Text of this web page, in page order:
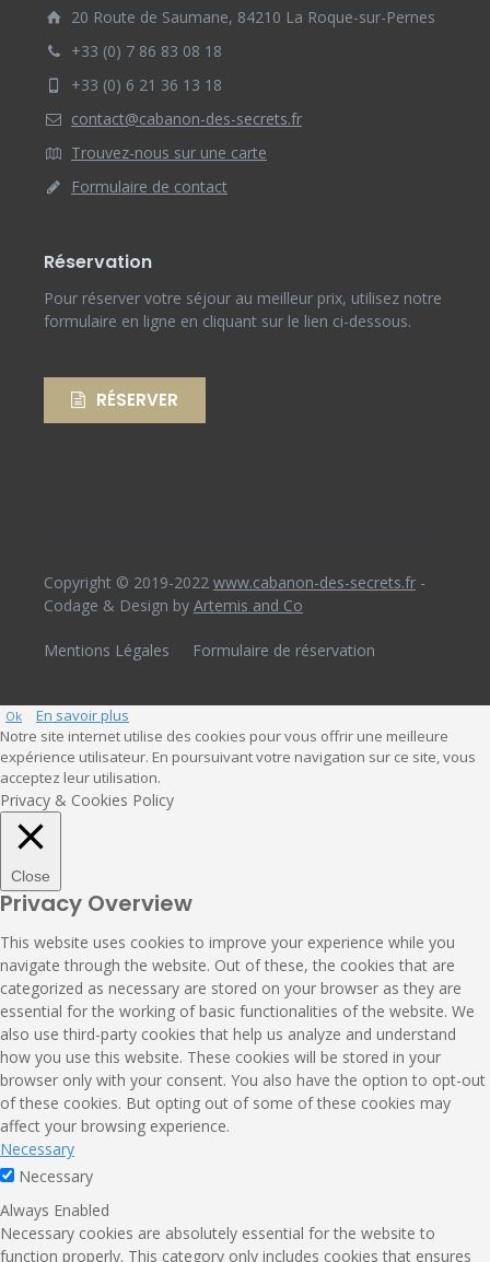
20 Route de Saumane, 84210 La Roque-sur-Pernes
+33 (0) 7 86 83 08 18
+33 (0) 6 21 36 13 18
contact@cabanon-des-secrets.fr
Trouvez-nous sur une carte
Formulaire de contact
Réservation
Pour réserver votre séjour au meilleur prix, utilisez notre
formulaire en ligne en cliquant sur le lien ci-dessous.
RÉSERVER
Copyright © 2019-2022 www.cabanon-des-secrets.fr -
Codage & Design by Artemis and Co
Mentions Légales Formulaire de réservation
Ok
En savoir plus
Notre site internet utilise des cookies pour vous offrir une meilleure
expérience utilisateur. En poursuivant votre navigation sur ce site, vous
acceptez leur utilisation.
Privacy & Cookies Policy
Close
Privacy Overview
This website uses cookies to improve your experience while you
navigate through the website. Out of these, the cookies that are
categorized as necessary are stored on your browser as they are
essential for the working of basic functionalities of the website. We
also use third-party cookies that help us analyze and understand
how you use this website. These cookies will be stored in your
browser only with your consent. You also have the option to opt-out
of these cookies. But opting out of some of these cookies may
affect your browsing experience.
Necessary
Necessary
Always Enabled
Necessary cookies are absolutely essential for the website to
function properly. This category only includes cookies that ensures